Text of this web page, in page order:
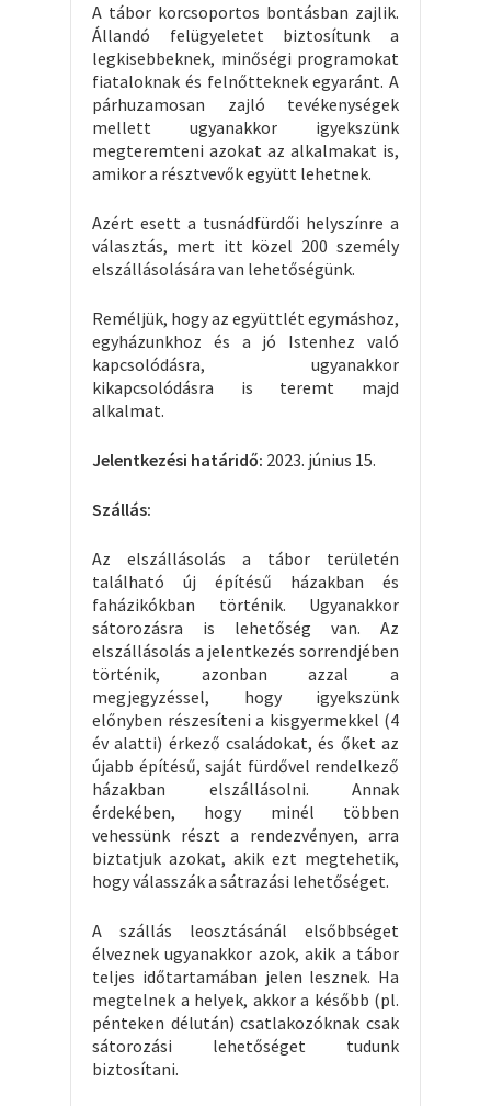
A tábor korcsoportos bontásban zajlik.
Állandó felügyeletet biztosítunk a
legkisebbeknek, minőségi programokat
fiataloknak és felnőtteknek egyaránt. A
párhuzamosan zajló tevékenységek
mellett ugyanakkor igyekszünk
megteremteni azokat az alkalmakat is,
amikor a résztvevők együtt lehetnek.
Azért esett a tusnádfürdői helyszínre a
választás, mert itt közel 200 személy
elszállásolására van lehetőségünk.
Reméljük, hogy az együttlét egymáshoz,
egyházunkhoz és a jó Istenhez való
kapcsolódásra, ugyanakkor
kikapcsolódásra is teremt majd
alkalmat.
Jelentkezési határidő: 2023. június 15.
Szállás:
Az elszállásolás a tábor területén
található új építésű házakban és
faházikókban történik. Ugyanakkor
sátorozásra is lehetőség van. Az
elszállásolás a jelentkezés sorrendjében
történik, azonban azzal a
megjegyzéssel, hogy igyekszünk
előnyben részesíteni a kisgyermekkel (4
év alatti) érkező családokat, és őket az
újabb építésű, saját fürdővel rendelkező
házakban elszállásolni. Annak
érdekében, hogy minél többen
vehessünk részt a rendezvényen, arra
biztatjuk azokat, akik ezt megtehetik,
hogy válasszák a sátrazási lehetőséget.
A szállás leosztásánál elsőbbséget
élveznek ugyanakkor azok, akik a tábor
teljes időtartamában jelen lesznek. Ha
megtelnek a helyek, akkor a később (pl.
pénteken délután) csatlakozóknak csak
sátorozási lehetőséget tudunk
biztosítani.